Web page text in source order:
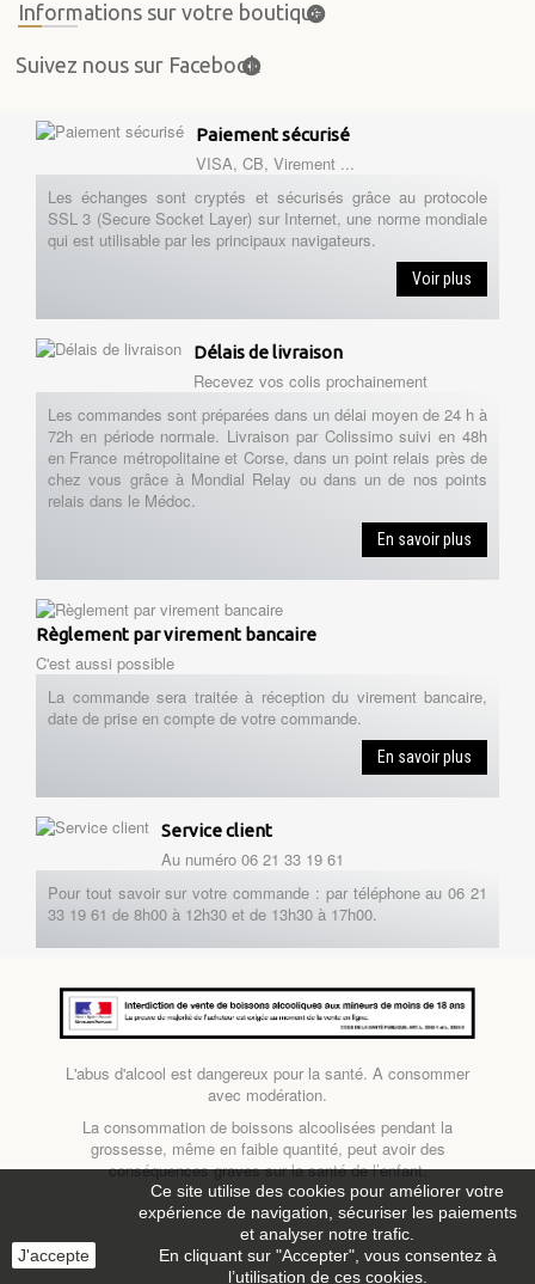
Informations sur votre boutique
Suivez nous sur Facebook
Paiement sécurisé
VISA, CB, Virement ...
Les échanges sont cryptés et sécurisés grâce au protocole
SSL 3 (Secure Socket Layer) sur Internet, une norme mondiale
qui est utilisable par les principaux navigateurs.
Voir plus
Délais de livraison
Recevez vos colis prochainement
Les commandes sont préparées dans un délai moyen de 24 h à
72h en période normale. Livraison par Colissimo suivi en 48h
en France métropolitaine et Corse, dans un point relais près de
chez vous grâce à Mondial Relay ou dans un de nos points
relais dans le Médoc.
En savoir plus
Règlement par virement bancaire
C'est aussi possible
La commande sera traitée à réception du virement bancaire,
date de prise en compte de votre commande.
En savoir plus
Service client
Au numéro 06 21 33 19 61
Pour tout savoir sur votre commande : par téléphone au 06 21
33 19 61 de 8h00 à 12h30 et de 13h30 à 17h00.
J'accepte
Ce site utilise des cookies pour améliorer votre
expérience de navigation, sécuriser les paiements
et analyser notre trafic.
En cliquant sur "Accepter", vous consentez à
l’utilisation de ces cookies.
L'abus d'alcool est dangereux pour la santé. A consommer
avec modération.
La consommation de boissons alcoolisées pendant la
grossesse, même en faible quantité, peut avoir des
conséquences graves sur la santé de l’enfant.